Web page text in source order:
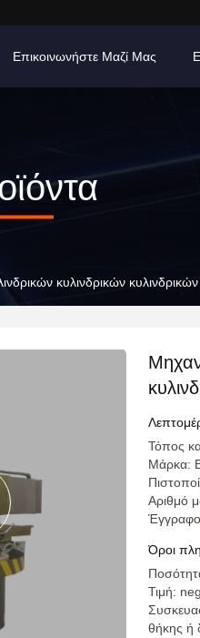
Επικοινωνήστε Μαζί Μας
κυλινδρικών
Τόπος
Μάρκα:
Αριθμό
Όροι
Τιμή:
θήκης ή